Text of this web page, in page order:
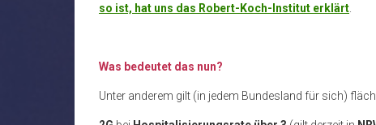
so ist, hat uns das Robert-Koch-Institut erklärt
Was bedeutet das nun?
Unter anderem gilt (in jedem Bundesland für sich)